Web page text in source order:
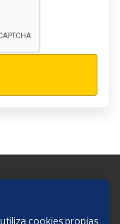
cookies propias